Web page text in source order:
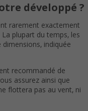
développé ?
rarement exactement
plupart du temps, les
indiquée
recommandé de
assurez ainsi que
flottera pas au vent, ni